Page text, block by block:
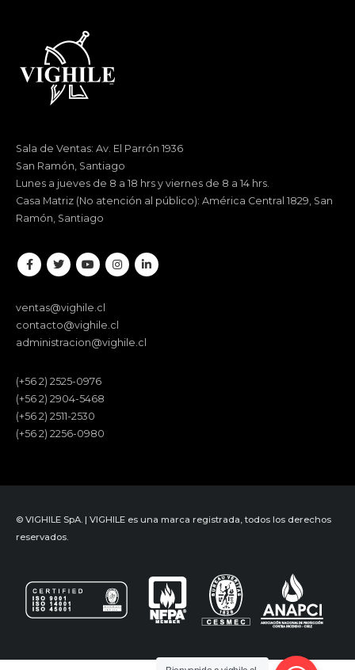
Sala de Ventas: Av. El Parrón 1936
San Ramón, Santiago
Lunes a jueves de 8 a 18 hrs y viernes de 8 a 14 hrs.
Casa Matriz (No atención al público): América Central 1829, San
Ramón, Santiago
ventas@vighile.cl
contacto@vighile.cl
administracion@vighile.cl
(+56 2) 2525-0976
(+56 2) 2904-5468
(+56 2) 2511-2530
(+56 2) 2256-0980
© VIGHILE SpA. | VIGHILE es una marca registrada, todos los derechos
reservados.